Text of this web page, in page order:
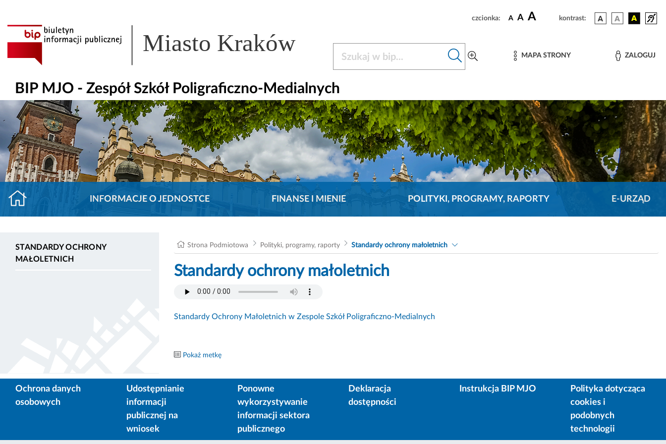
czcionka: A A A kontrast:
Miasto Kraków MAPA STRONY ZALOGUJ
BIP MJO - Zespół Szkół Poligraficzno-Medialnych
INFORMACJE O JEDNOSTCE FINANSE I MIENIE POLITYKI, PROGRAMY, RAPORTY E-URZĄD
STANDARDY OCHRONY
MAŁOLETNICH
Strona Podmiotowa Polityki, programy, raporty Standardy ochrony małoletnich
Standardy ochrony małoletnich
Standardy Ochrony Małoletnich w Zespole Szkół Poligraficzno-Medialnych
Pokaż metkę
Ochrona danych
osobowych
Udostępnianie
informacji
publicznej na
wniosek
Ponowne
wykorzystywanie
informacji sektora
publicznego
Deklaracja
dostępności
Instrukcja BIP MJO
Polityka dotycząca
cookies i
podobnych
technologii